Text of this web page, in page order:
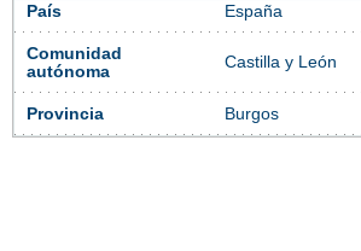
País España
Comunidad
autónoma
Castilla y León
Provincia Burgos